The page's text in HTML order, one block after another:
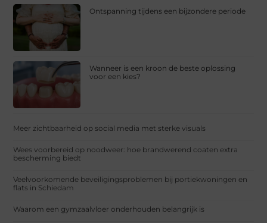
Ontspanning tijdens een bijzondere periode
Wanneer is een kroon de beste oplossing
voor een kies?
Meer zichtbaarheid op social media met sterke visuals
Wees voorbereid op noodweer: hoe brandwerend coaten extra
bescherming biedt
Veelvoorkomende beveiligingsproblemen bij portiekwoningen en
flats in Schiedam
Waarom een gymzaalvloer onderhouden belangrijk is